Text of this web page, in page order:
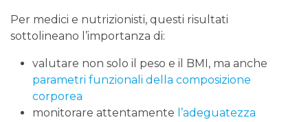
Per medici e nutrizionisti, questi risultati
sottolineano l’importanza di:
valutare non solo il peso e il BMI, ma anche
parametri funzionali della composizione
corporea
monitorare attentamente l’adeguatezza